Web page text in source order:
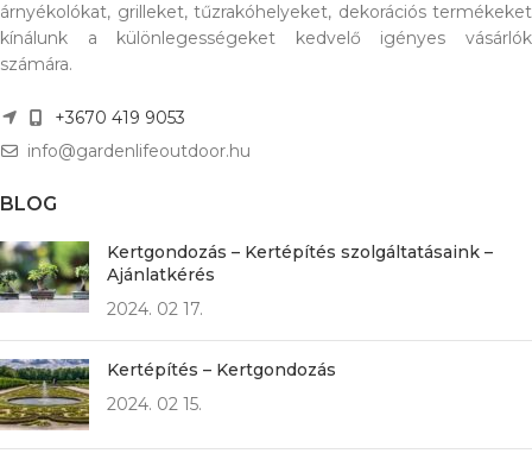
árnyékolókat, grilleket, tűzrakóhelyeket, dekorációs termékeket
kínálunk a különlegességeket kedvelő igényes vásárlók
számára.
+3670 419 9053
info@gardenlifeoutdoor.hu
BLOG
Kertgondozás – Kertépítés szolgáltatásaink –
Ajánlatkérés
2024. 02 17.
Kertépítés – Kertgondozás
2024. 02 15.